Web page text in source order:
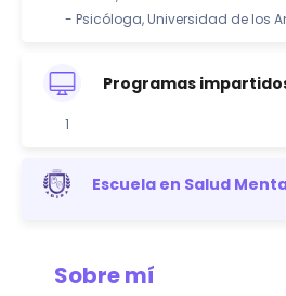
- Psicóloga, Universidad de los
Programas
1
Escuela en Salud
Sobre mí